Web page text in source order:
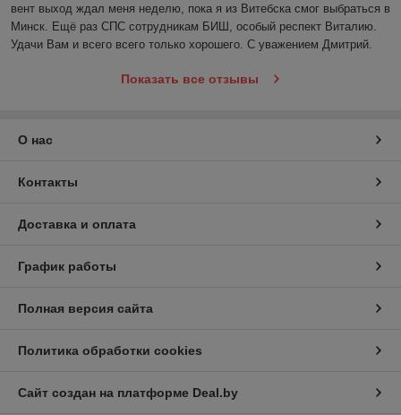
вент выход ждал меня неделю, пока я из Витебска смог выбраться в
Минск. Ещё раз СПС сотрудникам БИШ, особый респект Виталию.
Удачи Вам и всего всего только хорошего. С уважением Дмитрий.
Показать все отзывы
О нас
Контакты
Доставка и оплата
График работы
Полная версия сайта
Политика обработки cookies
Сайт создан на платформе Deal.by